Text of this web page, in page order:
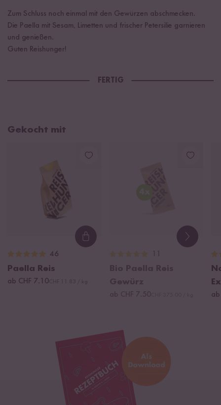
Zum Schluss noch einmal mit den Gewürzen abschmecken.
Die Paella mit Sesam, Limetten und frischer Petersilie garnieren
und genießen.
Guten Reishunger!
FERTIG
Gekocht mit
Loading...
46
Paella Reis
ab CHF 7.10